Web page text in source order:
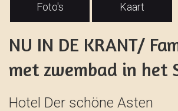
Foto's Kaart
NU IN DE KRANT/
met zwembad in het
Hotel Der schöne Asten